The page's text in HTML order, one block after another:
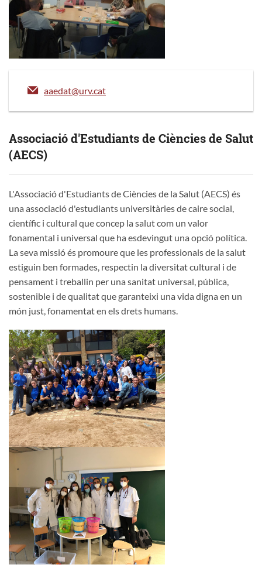
aaedat@urv.cat
Associació d'Estudiants de Ciències de Salut
(AECS)
L'Associació d'Estudiants de Ciències de la Salut (AECS) és
una associació d'estudiants universitàries de caire social,
científic i cultural que concep la salut com un valor
fonamental i universal que ha esdevingut una opció política.
La seva missió és promoure que les professionals de la salut
estiguin ben formades, respectin la diversitat cultural i de
pensament i treballin per una sanitat universal, pública,
sostenible i de qualitat que garanteixi una vida digna en un
món just, fonamentat en els drets humans.